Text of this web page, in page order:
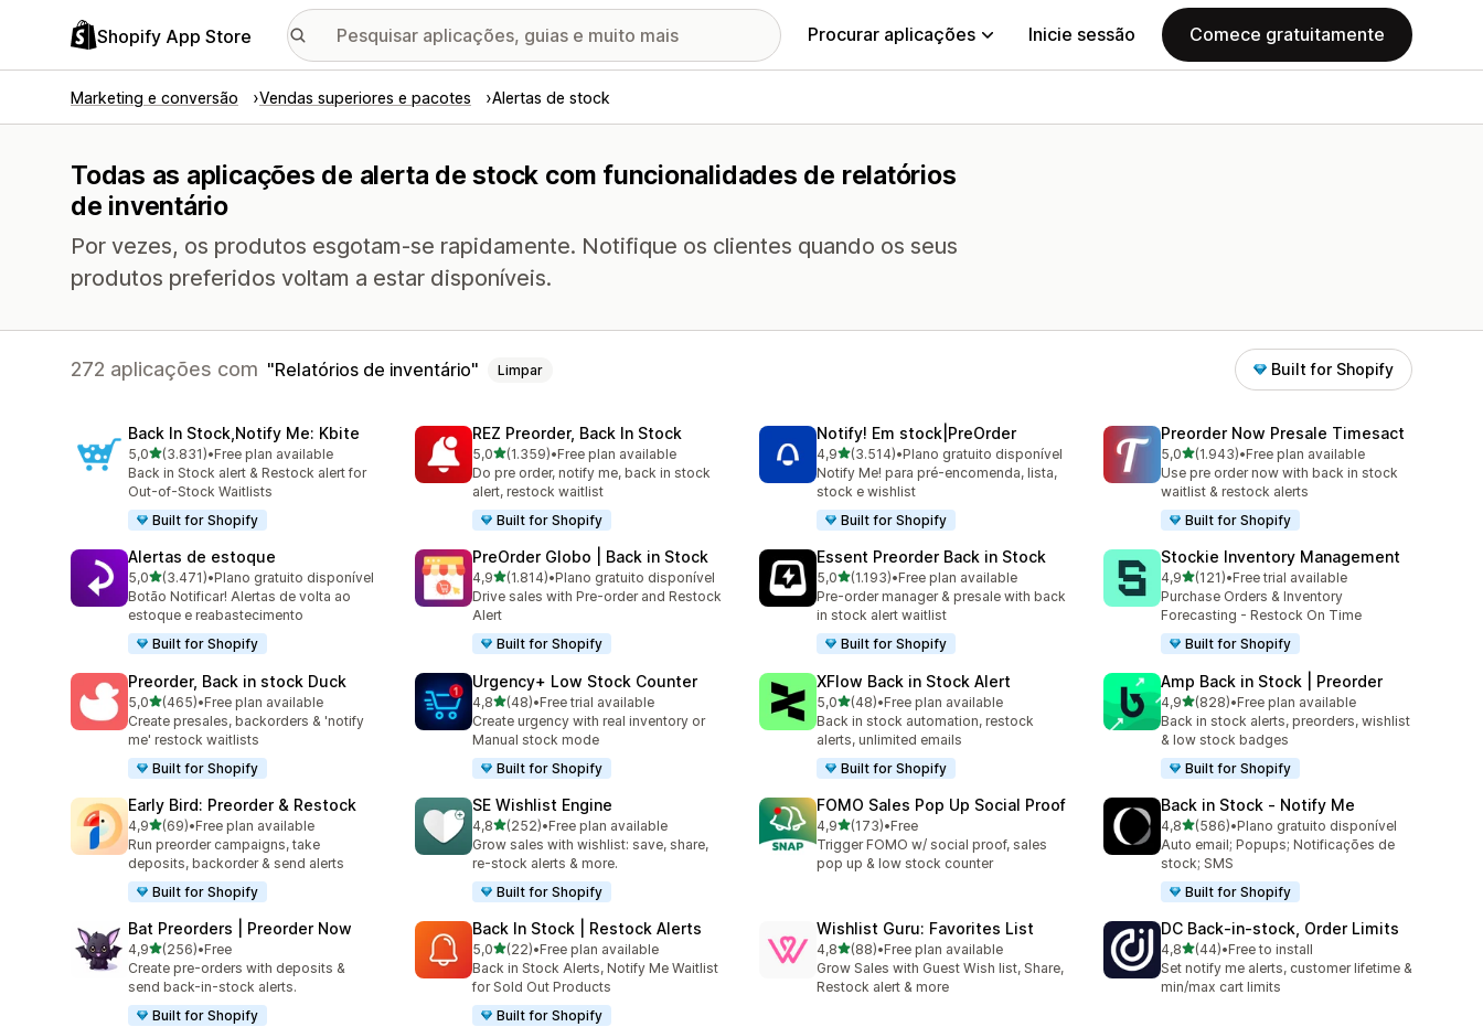
Shopify App Store Procurar aplicações Inicie sessão Comece gratuitamente
Marketing e conversão Vendas superiores e pacotes Alertas de stock
Todas as aplicações de alerta de stock com funcionalidades de relatórios
de inventário
Por vezes, os produtos esgotam-se rapidamente. Notifique os clientes quando os seus
produtos preferidos voltam a estar disponíveis.
272 aplicações com Relatórios de inventário Limpar Built for Shopify
Back In Stock,Notify Me: Kbite
5,0de 5 estrelas
(3.831)
3831 total de avaliações
•Free plan available
Back in Stock alert & Restock alert for
Out-of-Stock Waitlists
Built for Shopify
REZ Preorder, Back In Stock
5,0de 5 estrelas
(1.359)
1359 total de avaliações
•Free plan available
Do pre order, notify me, back in stock
alert, restock waitlist
Built for Shopify
Notify! Em stock|PreOrder
4,9de 5 estrelas
(3.514)
3514 total de avaliações
•Plano gratuito disponível
Notify Me! para pré-encomenda, lista,
stock e wishlist
Built for Shopify
Preorder Now Presale Timesact
5,0de 5 estrelas
(1.943)
1943 total de avaliações
•Free plan available
Use pre order now with back in stock
waitlist & restock alerts
Built for Shopify
Alertas de estoque
5,0de 5 estrelas
(3.471)
3471 total de avaliações
•Plano gratuito disponível
Botão Notificar! Alertas de volta ao
estoque e reabastecimento
Built for Shopify
PreOrder Globo | Back in Stock
4,9de 5 estrelas
(1.814)
1814 total de avaliações
•Plano gratuito disponível
Drive sales with Pre-order and Restock
Alert
Built for Shopify
Essent Preorder Back in Stock
5,0de 5 estrelas
(1.193)
1193 total de avaliações
•Free plan available
Pre-order manager & presale with back
in stock alert waitlist
Built for Shopify
Stockie Inventory Management
4,9de 5 estrelas
(121)
121 total de avaliações
•Free trial available
Purchase Orders & Inventory
Forecasting - Restock On Time
Built for Shopify
Preorder, Back in stock Duck
5,0de 5 estrelas
(465)
465 total de avaliações
•Free plan available
Create presales, backorders & 'notify
me' restock waitlists
Built for Shopify
Urgency+ Low Stock Counter
4,8de 5 estrelas
(48)
48 total de avaliações
•Free trial available
Create urgency with real inventory or
Manual stock mode
Built for Shopify
XFlow Back in Stock Alert
5,0de 5 estrelas
(48)
48 total de avaliações
•Free plan available
Back in stock automation, restock
alerts, unlimited emails
Built for Shopify
Amp Back in Stock | Preorder
4,9de 5 estrelas
(828)
828 total de avaliações
•Free plan available
Back in stock alerts, preorders, wishlist
& low stock badges
Built for Shopify
Early Bird: Preorder & Restock
4,9de 5 estrelas
(69)
69 total de avaliações
•Free plan available
Run preorder campaigns, take
deposits, backorder & send alerts
Built for Shopify
SE Wishlist Engine
4,8de 5 estrelas
(252)
252 total de avaliações
•Free plan available
Grow sales with wishlist: save, share,
re-stock alerts & more.
Built for Shopify
FOMO Sales Pop Up Social Proof
4,9de 5 estrelas
(173)
173 total de avaliações
•Free
Trigger FOMO w/ social proof, sales
pop up & low stock counter
Back in Stock ‑ Notify Me
4,8de 5 estrelas
(586)
586 total de avaliações
•Plano gratuito disponível
Auto email; Popups; Notificações de
stock; SMS
Built for Shopify
Bat Preorders | Preorder Now
4,9de 5 estrelas
(256)
256 total de avaliações
•Free
Create pre-orders with deposits &
send back-in-stock alerts.
Built for Shopify
Back In Stock | Restock Alerts
5,0de 5 estrelas
(22)
22 total de avaliações
•Free plan available
Back in Stock Alerts, Notify Me Waitlist
for Sold Out Products
Built for Shopify
Wishlist Guru: Favorites List
4,8de 5 estrelas
(88)
88 total de avaliações
•Free plan available
Grow Sales with Guest Wish list, Share,
Restock alert & more
DC Back‑in‑stock, Order Limits
4,8de 5 estrelas
(44)
44 total de avaliações
•Free to install
Set notify me alerts, customer lifetime &
min/max cart limits